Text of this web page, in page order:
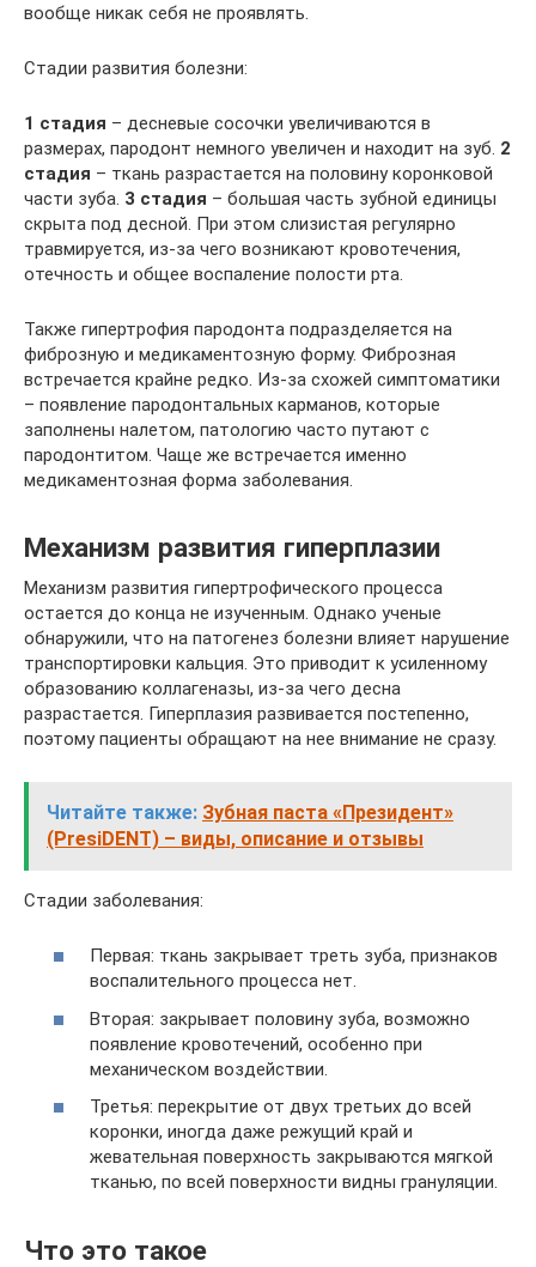
вообще никак себя не проявлять.
Стадии развития болезни:
1 стадия – десневые сосочки увеличиваются в
размерах, пародонт немного увеличен и находит на зуб. 2
стадия – ткань разрастается на половину коронковой
части зуба. 3 стадия – большая часть зубной единицы
скрыта под десной. При этом слизистая регулярно
травмируется, из-за чего возникают кровотечения,
отечность и общее воспаление полости рта.
Также гипертрофия пародонта подразделяется на
фиброзную и медикаментозную форму. Фиброзная
встречается крайне редко. Из-за схожей симптоматики
– появление пародонтальных карманов, которые
заполнены налетом, патологию часто путают с
пародонтитом. Чаще же встречается именно
медикаментозная форма заболевания.
Механизм развития гиперплазии
Механизм развития гипертрофического процесса
остается до конца не изученным. Однако ученые
обнаружили, что на патогенез болезни влияет нарушение
транспортировки кальция. Это приводит к усиленному
образованию коллагеназы, из-за чего десна
разрастается. Гиперплазия развивается постепенно,
поэтому пациенты обращают на нее внимание не сразу.
Читайте также: Зубная паста «Президент»
(PresiDENT) – виды, описание и отзывы
Стадии заболевания:
Первая: ткань закрывает треть зуба, признаков
воспалительного процесса нет.
Вторая: закрывает половину зуба, возможно
появление кровотечений, особенно при
механическом воздействии.
Третья: перекрытие от двух третьих до всей
коронки, иногда даже режущий край и
жевательная поверхность закрываются мягкой
тканью, по всей поверхности видны грануляции.
Что это такое